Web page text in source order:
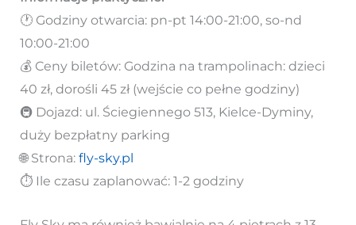
🕐 Godziny otwarcia: pn-pt 14:00-21:00, so-nd
10:00-21:00
💰 Ceny biletów: Godzina na trampolinach: dzieci
40 zł, dorośli 45 zł (wejście co pełne godziny)
🚇 Dojazd: ul. Ściegiennego 513, Kielce-Dyminy,
duży bezpłatny parking
🌐 Strona: fly-sky.pl
⏱️ Ile czasu zaplanować: 1-2 godziny